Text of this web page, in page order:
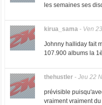
les semaines ses
kirua_sama- Ven
Johnny halliday fait
107.900 albums la
thehustler- Jeu 22
prévisible
vraiment vraiment